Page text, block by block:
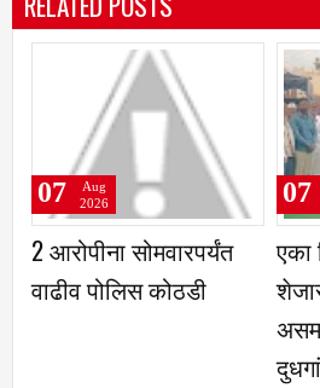
सोमवारपर्यंत
कोठडी
एका शिवेवरील
शेजारील गावांत
असमान का-
Aug
2026